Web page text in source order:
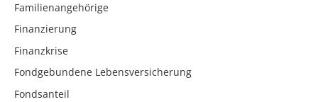
Familienangehörige
Finanzierung
Finanzkrise
Fondgebundene Lebensversicherung
Fondsanteil